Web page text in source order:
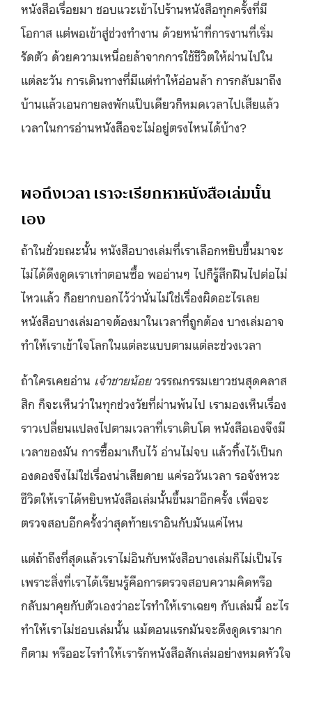
หนังสือเรื่อยมา ชอบแวะเข้าไปร้านหนังสือทุกครั้งที่มี
โอกาส แต่พอเข้าสู่ช่วงทำงาน ด้วยหน้าที่การงานที่เริ่ม
รัดตัว ด้วยความเหนื่อยล้าจากการใช้ชีวิตให้ผ่านไปใน
แต่ละวัน การเดินทางที่มีแต่ทำให้อ่อนล้า การกลับมาถึง
บ้านแล้วเอนกายลงพักแป๊บเดียวก็หมดเวลาไปเสียแล้ว
เวลาในการอ่านหนังสือจะไม่อยู่ตรงไหนได้บ้าง?
พอถึงเวลา เราจะเรียกหาหนังสือเล่มนั้น
เอง
ถ้าในชั่วขณะนั้น หนังสือบางเล่มที่เราเลือกหยิบขึ้นมาจะ
ไม่ได้ดึงดูดเราเท่าตอนซื้อ พออ่านๆ ไปก็รูู้สึกฝืนไปต่อไม่
ไหวแล้ว ก็อยากบอกไว้ว่านั่นไม่ใช่เรื่องผิดอะไรเลย
หนังสือบางเล่มอาจต้องมาในเวลาที่ถูกต้อง บางเล่มอาจ
ทำให้เราเข้าใจโลกในแต่ละแบบตามแต่ละช่วงเวลา
ถ้าใครเคยอ่าน เจ้าชายน้อยวรรณกรรมเยาวชนสุดคลาส
สิก ก็จะเห็นว่าในทุกช่วงวัยที่ผ่านพ้นไป เรามองเห็นเรื่อง
ราวเปลี่ยนแปลงไปตามเวลาที่เราเติบโต หนังสือเองจึงมี
เวลาของมัน การซื้อมาเก็บไว้ อ่านไม่จบ แล้วทิ้งไว้เป็นก
องดองจึงไม่ใช่เรื่องน่าเสียดาย แค่รอวันเวลา รอจังหวะ
ชีวิตให้เราได้หยิบหนังสือเล่มนั้นขึ้นมาอีกครั้ง เพื่อจะ
ตรวจสอบอีกครั้งว่าสุดท้ายเราอินกับมันแค่ไหน
แต่ถ้าถึงที่สุดแล้วเราไม่อินกับหนังสือบางเล่มก็ไม่เป็นไร
เพราะสิ่งที่เราได้เรียนรู้คือการตรวจสอบความคิดหรือ
กลับมาคุยกับตัวเองว่าอะไรทำให้เราเฉยๆ กับเล่มนี้ อะไร
ทำให้เราไม่ชอบเล่มนั้น แม้ตอนแรกมันจะดึงดูดเรามาก
ก็ตาม หรืออะไรทำให้เรารักหนังสือสักเล่มอย่างหมดหัวใจ